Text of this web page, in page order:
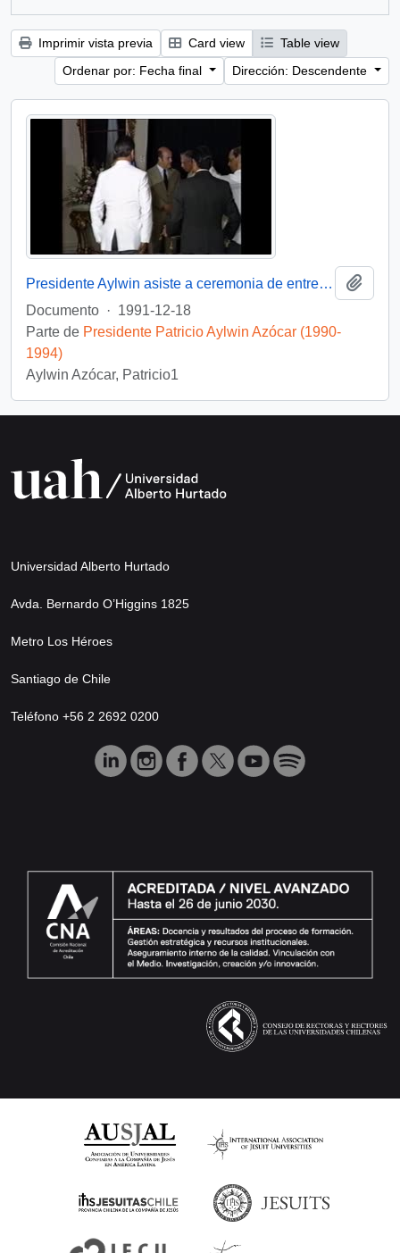
Imprimir vista previa Card view
Table view
Ordenar por: Fecha final
Dirección: Descendente
Presidente Aylwin asiste a ceremonia de entrega de Condecoración a Generales del Ejercito : video
Documento · 1991-12-18
Parte de Presidente Patricio Aylwin Azócar (1990-
1994)
Aylwin Azócar, Patricio1
Universidad Alberto Hurtado
Avda. Bernardo O’Higgins 1825
Metro Los Héroes
Santiago de Chile
Teléfono +56 2 2692 0200